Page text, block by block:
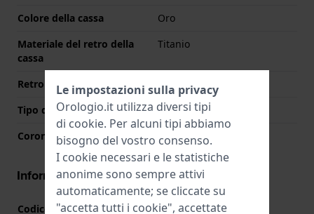
Colore della cassa
Oro
Materiale del retro della
cassa
Titanio
Retro cassa
Coperchio a pressione
Tipo di vetro
Zaffiro
Corona
Corona da estrarre
Informazioni del movimento
Codice Movimento VS37(Vedi specifiche
Le impostazioni sulla privacy
Orologio.it utilizza diversi tipi
di cookie. Per alcuni tipi abbiamo
bisogno del vostro consenso.
I cookie necessari e le statistiche
anonime sono sempre attivi
automaticamente; se cliccate su
"accetta tutti i cookie", accettate